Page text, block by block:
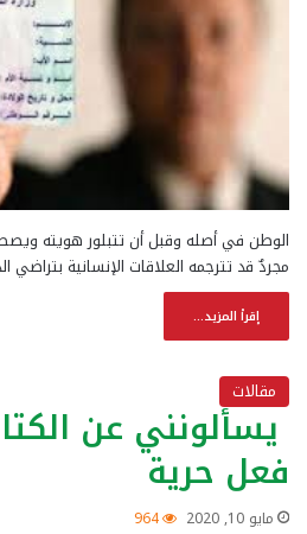
الوطن في أصله وقبل أن تتبلور هويته
مجردٌ قد تترجمه العلاقات الإنسانية بتراضي
إقرأ المزيد...
مقالات
يسألونني عن
فعل حرية
مايو 10, 2020 964